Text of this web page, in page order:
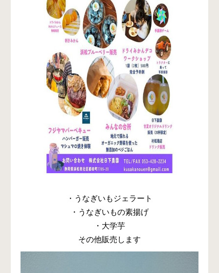
・うなぎいもジェラート
・うなぎいもの素揚げ
・大学芋
その他販売します